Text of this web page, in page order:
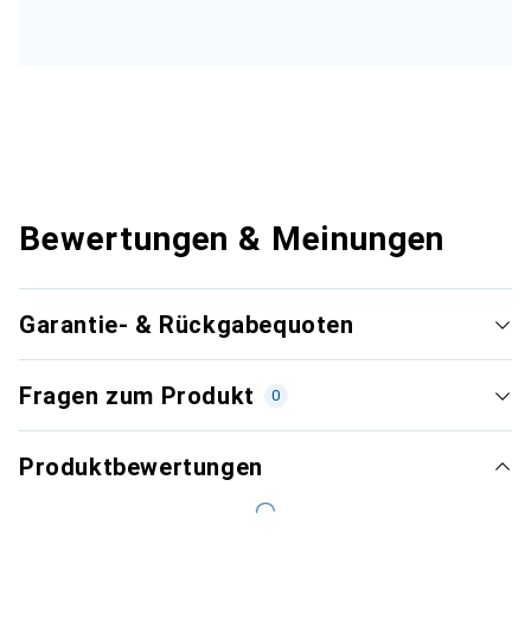
Bewertungen & Meinungen
Garantie- & Rückgabequoten
Fragen zum Produkt 0
Produktbewertungen